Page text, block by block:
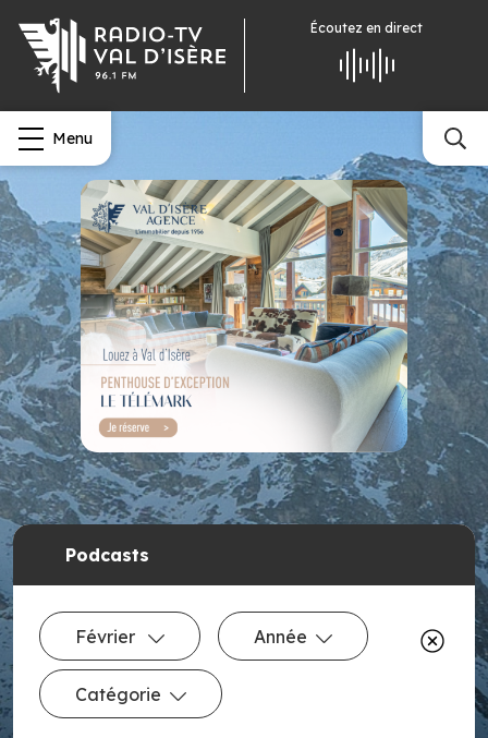
Écoutez en direct
Menu
Podcasts
Février Année
Catégorie